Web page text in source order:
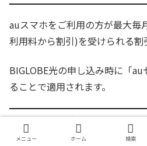
auスマホをご利用の方が最大毎
利用料から割引)を受けられる割
BIGLOBE光の申し込み時に「
ることで適用されます。
auスマートバリュー
メニュー ホーム 検索